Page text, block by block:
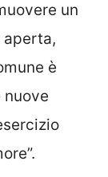
un
aperta,
è